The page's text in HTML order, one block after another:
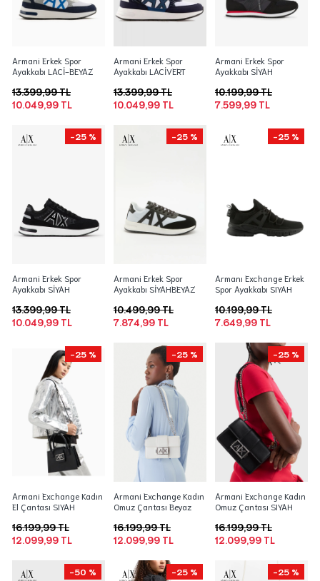
Armani Erkek Spor
Ayakkabı LACİ-BEYAZ
10.049,99 TL
13.399,99 TL
Armani Erkek Spor
Ayakkabı LACİVERT
10.049,99 TL
13.399,99 TL
Armani Erkek Spor
Ayakkabı SİYAH
7.599,99 TL
10.199,99 TL
-25 %
Armani Erkek Spor
Ayakkabı SİYAH
10.049,99 TL
13.399,99 TL
-25 %
Armani Erkek Spor
Ayakkabı SİYAHBEYAZ
7.874,99 TL
10.499,99 TL
-25 %
Armanı Exchange Erkek
Spor Ayakkabı SIYAH
7.649,99 TL
10.199,99 TL
-25 %
Armani Exchange Kadın
El Çantası SIYAH
12.099,99 TL
16.199,99 TL
-25 %
Armani Exchange Kadın
Omuz Çantası Beyaz
12.099,99 TL
16.199,99 TL
-25 %
Armani Exchange Kadın
Omuz Çantası SIYAH
12.099,99 TL
16.199,99 TL
-50 % -25 % -25 %